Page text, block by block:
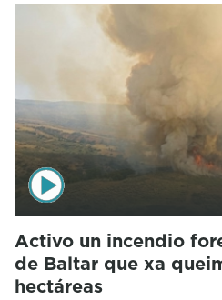
Activo un incendio
de Baltar que xa
hectáreas